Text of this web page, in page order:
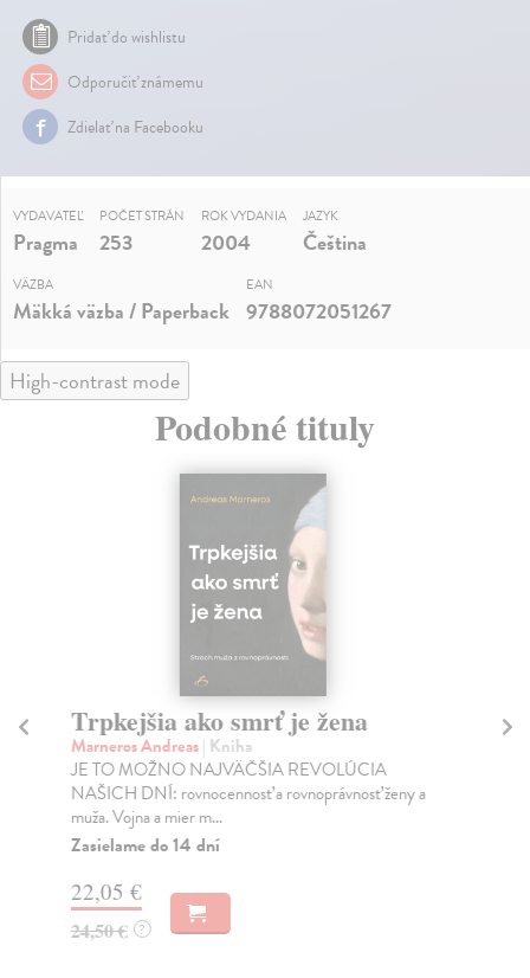
Pridať do wishlistu
Odporučiť známemu
Zdielať na Facebooku
VYDAVATEĽ
Pragma
POČET STRÁN
253
ROK VYDANIA
2004
JAZYK
Čeština
VÄZBA
Mäkká väzba / Paperback
EAN
9788072051267
High-contrast mode
Podobné tituly
Trpkejšia ako smrť je žena
Marneros Andreas| Kniha
JE TO MOŽNO NAJVÄČŠIA REVOLÚCIA
NAŠICH DNÍ: rovnocennosť a rovnoprávnosť ženy a
muža. Vojna a mier m...
Zasielame do 14 dní
22,05 €
24,50 € ?